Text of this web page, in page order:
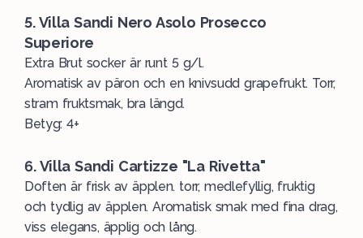
5. Villa Sandi Nero Asolo Prosecco
Superiore
Extra Brut socker är runt 5 g/l.
Aromatisk av päron och en knivsudd grapefrukt. Torr,
stram fruktsmak, bra längd.
Betyg: 4+
6. Villa Sandi Cartizze "La Rivetta"
Doften är frisk av äpplen. torr, medlefyllig, fruktig
och tydlig av äpplen. Aromatisk smak med fina drag,
viss elegans, äpplig och lång.